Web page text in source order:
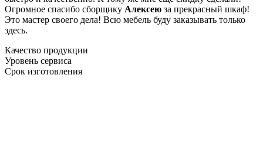
Огромное спасибо сборщику Алексею за прекрасный шкаф!
Это мастер своего дела! Всю мебель буду заказывать только
здесь.
Качество продукции
Уровень сервиса
Срок изготовления